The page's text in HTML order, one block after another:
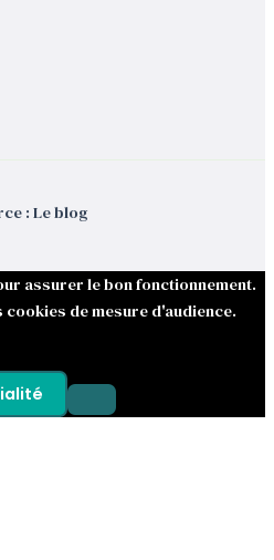
: Le blog
assurer le bon fonctionnement.
de mesure d'audience.